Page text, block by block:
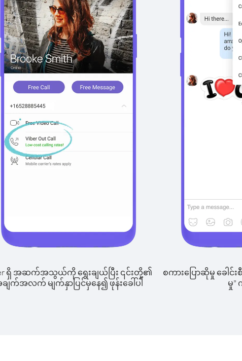
ရှိ အဆက်အသွယ်ကို ရွေးချယ်ပြီး ၎င်းတို့၏
ျက်အလက် မျက်နှာပြင်မှနေ၍ ဖုန်းခေါ်ပါ
စကားပြောဆိုမှု ခေါင်းစီ
မှု”